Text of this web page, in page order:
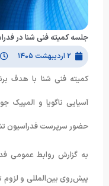
جلسه کمیته فنی شنا در
۲ اردیبهشت ۱۴۰۵
کمیته فنی شنا با هدف
حضور سرپرست فدراسیون
به گزارش روابط عمومی
پیش‌روی بین‌المللی و لزوم